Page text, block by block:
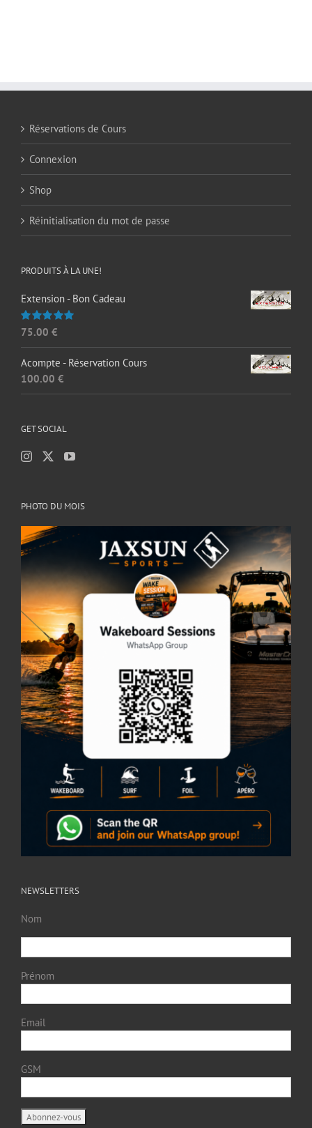
Réservations de Cours
Connexion
Shop
Réinitialisation du mot de passe
PRODUITS À LA UNE!
Extension - Bon Cadeau
Note5.00
75.00 €
Acompte - Réservation Cours
100.00 €
GET SOCIAL
PHOTO DU MOIS
NEWSLETTERS
Nom
Prénom
Email
GSM